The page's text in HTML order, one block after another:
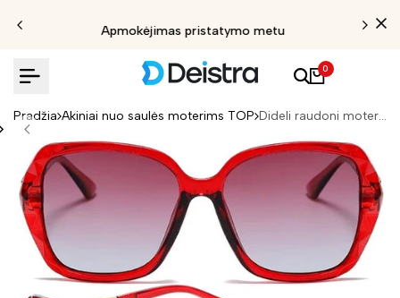
Apmokėjimas pristatymo metu
0
Pradžia Akiniai nuo saulės moterims TOP Dideli raudoni moteriški akiniai nuo saulės „Musė“ S10